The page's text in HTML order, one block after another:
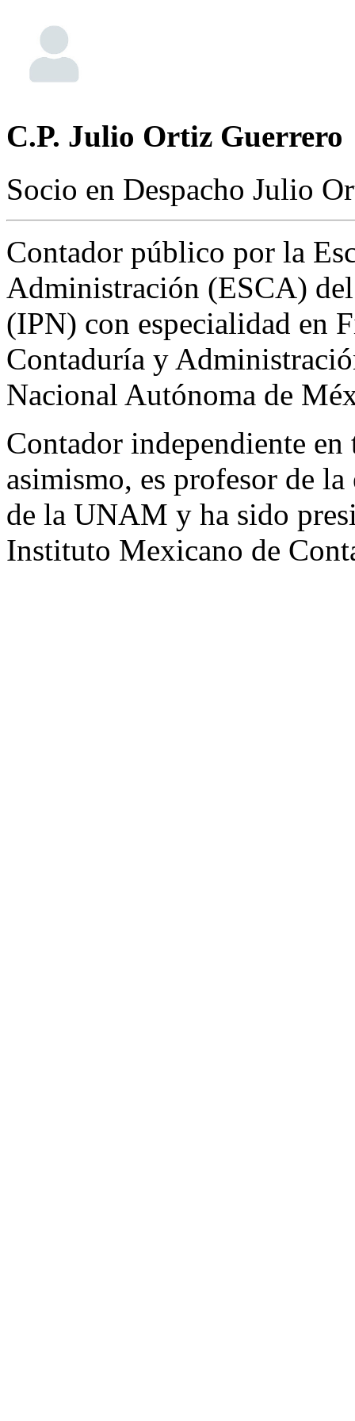
C.P. Julio Ortiz Guerrero
Socio en Despacho Julio
Contador público por la
Administración (ESCA)
(IPN) con especialidad en
Contaduría y
Nacional Autónoma de
Contador independiente
asimismo, es profesor de
de la UNAM y ha sido
Instituto Mexicano de